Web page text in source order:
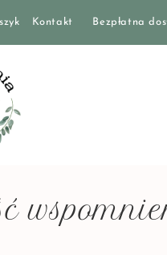
Kontakt Bezpłatna